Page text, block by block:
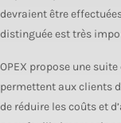
devraient être
distinguée est très
OPEX propose une
permettent aux clients
de réduire les coûts et